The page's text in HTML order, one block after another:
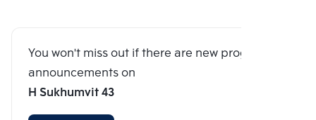
You won't miss out if there are new program
announcements on
H Sukhumvit 43